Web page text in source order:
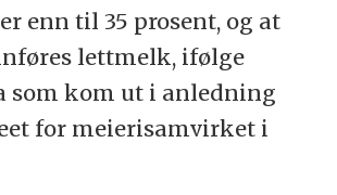
enn til 35 prosent, og at
lettmelk, ifølge
som kom ut i anledning
for meierisamvirket i